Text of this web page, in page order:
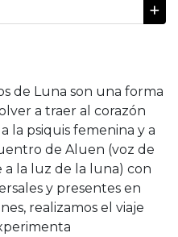
de Luna son una forma
a traer al corazón
la psiquis femenina y a
de Aluen (voz de
la luz de la luna) con
y presentes en
realizamos el viaje